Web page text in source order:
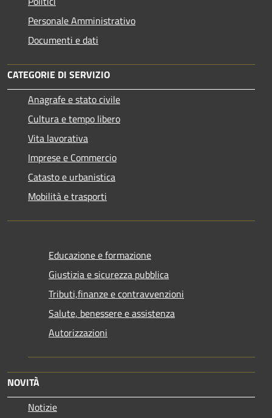
Personale Amministrativo
Documenti e dati
CATEGORIE DI SERVIZIO
Anagrafe e stato civile
Cultura e tempo libero
Vita lavorativa
Imprese e Commercio
Catasto e urbanistica
Mobilità e trasporti
Educazione e formazione
Giustizia e sicurezza pubblica
Tributi,finanze e contravvenzioni
Salute, benessere e assistenza
Autorizzazioni
NOVITÀ
Notizie